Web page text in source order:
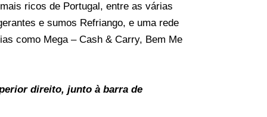
ricos de Portugal, entre as várias
e sumos Refriango, e uma rede
como Mega – Cash & Carry, Bem Me
direito, junto à barra de